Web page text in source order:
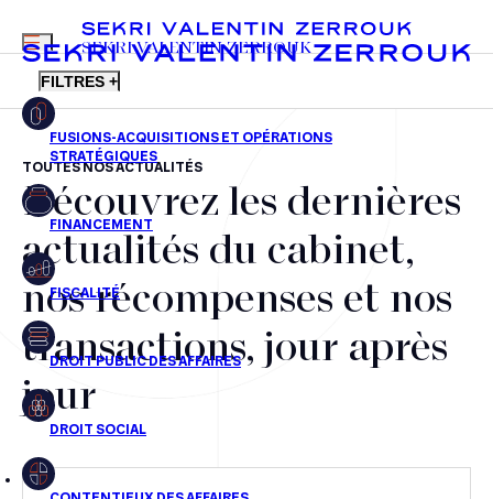
FR EN
MENU
SEKRI VALENTIN ZERROUK
FILTRES +
Fusions-acquisitions et opérations stratégiques
Financement
Fiscalité
Droit public des affaires
Droit social
Droit immobilier
TOUTES NOS ACTUALITÉS
Découvrez les dernières
actualités du cabinet,
nos récompenses et nos
transactions, jour après
jour